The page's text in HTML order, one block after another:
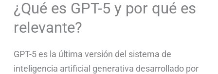
¿Qué es GPT-5 y por qué es
relevante?
GPT-5 es la última versión del sistema de
inteligencia artificial generativa desarrollado por